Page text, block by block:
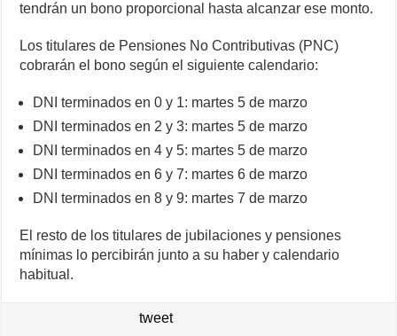
tendrán un bono proporcional hasta alcanzar ese monto.
Los titulares de Pensiones No Contributivas (PNC)
cobrarán el bono según el siguiente calendario:
DNI terminados en 0 y 1: martes 5 de marzo
DNI terminados en 2 y 3: martes 5 de marzo
DNI terminados en 4 y 5: martes 5 de marzo
DNI terminados en 6 y 7: martes 6 de marzo
DNI terminados en 8 y 9: martes 7 de marzo
El resto de los titulares de jubilaciones y pensiones
mínimas lo percibirán junto a su haber y calendario
habitual.
tweet